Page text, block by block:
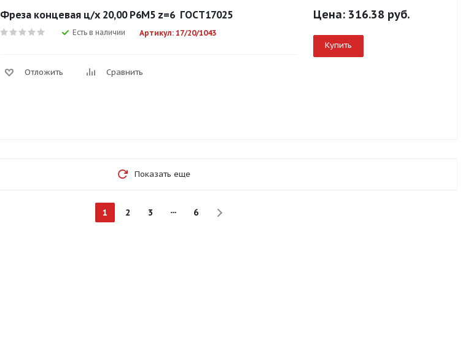
Фреза концевая ц/х 20,00 Р6М5 z=6 ГОСТ17025
Есть в наличии Артикул: 17/20/1043
Отложить Сравнить
Цена: 316.38 руб.
Купить
Показать еще
1 2 3 6